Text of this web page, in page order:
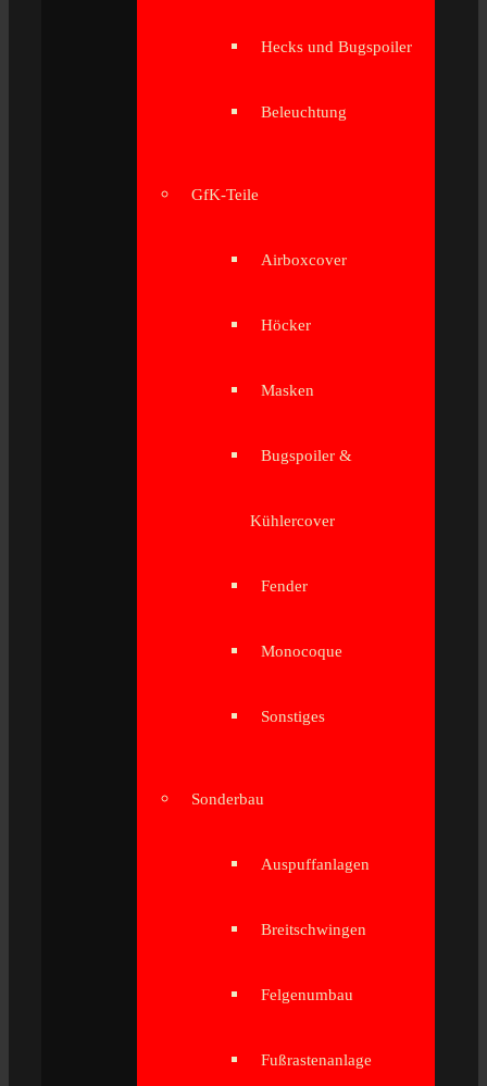
Hecks und Bugspoiler
Beleuchtung
GfK-Teile
Airboxcover
Höcker
Masken
Bugspoiler &
Kühlercover
Fender
Monocoque
Sonstiges
Sonderbau
Auspuffanlagen
Breitschwingen
Felgenumbau
Fußrastenanlage